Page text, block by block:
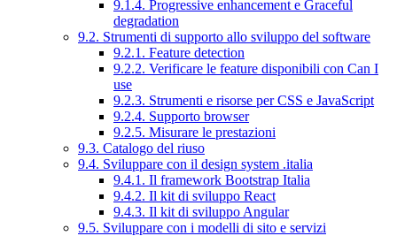
9.1.4. Progressive enhancement e Graceful
degradation
9.2. Strumenti di supporto allo sviluppo del software
9.2.1. Feature detection
9.2.2. Verificare le feature disponibili con Can I
use
9.2.3. Strumenti e risorse per CSS e JavaScript
9.2.4. Supporto browser
9.2.5. Misurare le prestazioni
9.3. Catalogo del riuso
9.4. Sviluppare con il design system .italia
9.4.1. Il framework Bootstrap Italia
9.4.2. Il kit di sviluppo React
9.4.3. Il kit di sviluppo Angular
9.5. Sviluppare con i modelli di sito e servizi